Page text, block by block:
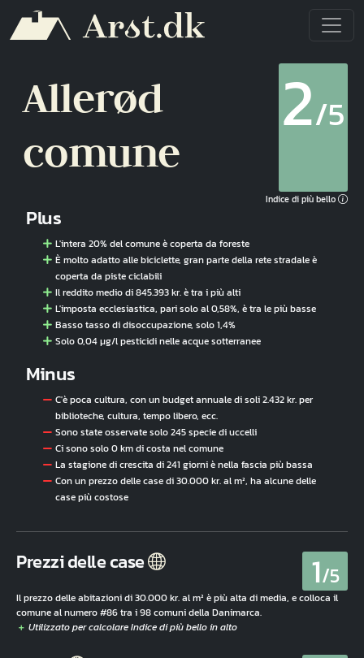
Allerød
comune
2/5
Indice di più bello
Plus
L'intera 20% del comune è coperta da foreste
È molto adatto alle biciclette, gran parte della rete stradale è
coperta da piste ciclabili
Il reddito medio di 845.393 kr. è tra i più alti
L'imposta ecclesiastica, pari solo al 0,58%, è tra le più basse
Basso tasso di disoccupazione, solo 1,4%
Solo 0,04 µg/l pesticidi nelle acque sotterranee
Minus
C'è poca cultura, con un budget annuale di soli 2.432 kr. per
biblioteche, cultura, tempo libero, ecc.
Sono state osservate solo 245 specie di uccelli
Ci sono solo 0 km di costa nel comune
La stagione di crescita di 241 giorni è nella fascia più bassa
Con un prezzo delle case di 30.000 kr. al m², ha alcune delle
case più costose
Prezzi delle case 1/5
Il prezzo delle abitazioni di 30.000 kr. al m² è più alta di media, e colloca il
comune al numero #86 tra i 98 comuni della Danimarca.